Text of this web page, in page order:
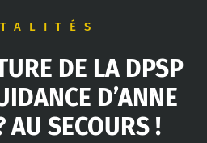
DE LA DPSP
D’ANNE
AU SECOURS !